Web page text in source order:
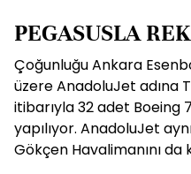
PEGASUSLA
Çoğunluğu Ankara
üzere AnadoluJet adına
itibarıyla 32 adet Boeing
yapılıyor. AnadoluJet
Gökçen Havalimanını da